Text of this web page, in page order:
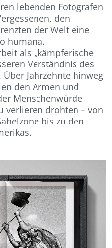
lebenden Fotografen
den
der Welt eine
humana.
als „kämpferische
Verständnis des
Über Jahrzehnte hinweg
den Armen und
Menschenwürde
verlieren drohten – von
bis zu den